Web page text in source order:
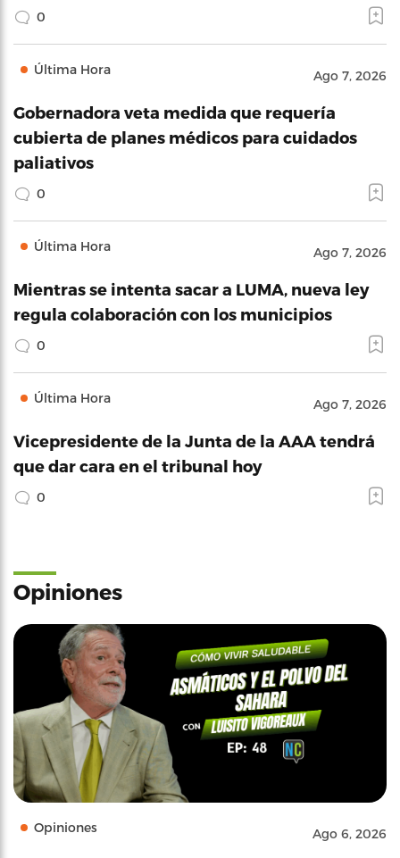
0
Última Hora Ago 7, 2026
Gobernadora veta medida que requería
cubierta de planes médicos para cuidados
paliativos
0
Última Hora Ago 7, 2026
Mientras se intenta sacar a LUMA, nueva ley
regula colaboración con los municipios
0
Última Hora Ago 7, 2026
Vicepresidente de la Junta de la AAA tendrá
que dar cara en el tribunal hoy
0
Opiniones
Opiniones Ago 6, 2026